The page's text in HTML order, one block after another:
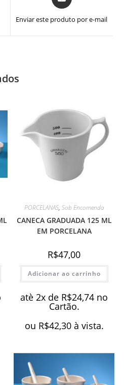
em
nova
Enviar este produto por e-mail
PORCELANAS, Sob Encomenda
CANECA GRADUADA 125 ML
EM PORCELANA
R$47,00
Adicionar ao carrinho
atè 2x de R$24,74 no
Cartão.
ou R$42,30 à vista.